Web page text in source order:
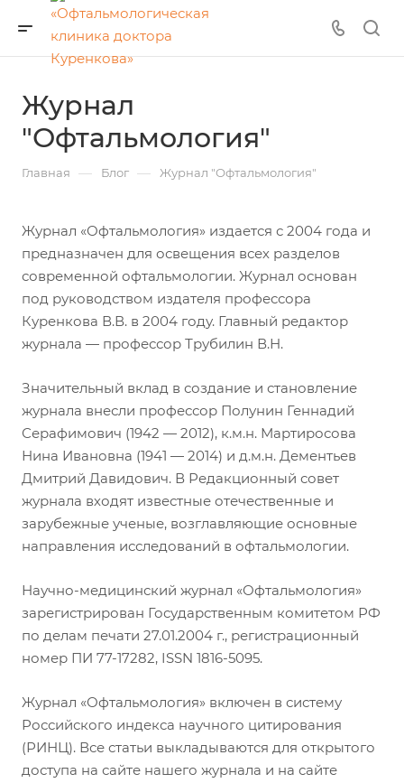
Журнал
"Офтальмология"
Главная — Блог — Журнал "Офтальмология"
Журнал «Офтальмология» издается с 2004 года и
предназначен для освещения всех разделов
современной офтальмологии. Журнал основан
под руководством издателя профессора
Куренкова В.В. в 2004 году. Главный редактор
журнала — профессор Трубилин В.Н.
Значительный вклад в создание и становление
журнала внесли профессор Полунин Геннадий
Серафимович (1942 — 2012), к.м.н. Мартиросова
Нина Ивановна (1941 — 2014) и д.м.н. Дементьев
Дмитрий Давидович. В Редакционный совет
журнала входят известные отечественные и
зарубежные ученые, возглавляющие основные
направления исследований в офтальмологии.
Научно-медицинский журнал «Офтальмология»
зарегистрирован Государственным комитетом РФ
по делам печати 27.01.2004 г., регистрационный
номер ПИ 77-17282, ISSN 1816-5095.
Журнал «Офтальмология» включен в систему
Российского индекса научного цитирования
(РИНЦ). Все статьи выкладываются для открытого
доступа на сайте нашего журнала и на сайте